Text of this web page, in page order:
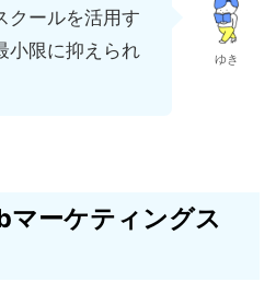
クールを活用す
小限に抑えられ
ゆき
ーケティングス